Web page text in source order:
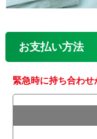
お支払い方法
緊急時に持ち合わせ